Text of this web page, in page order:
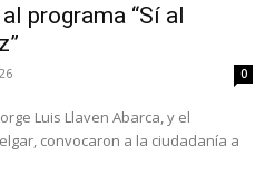
programa “Sí al
0
Luis Llaven Abarca, y el
convocaron a la ciudadanía a